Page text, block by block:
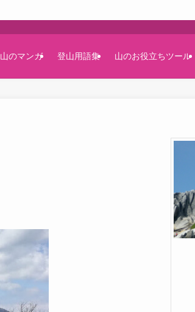
山のマンガ 登山用語集 山のお役立ちツール